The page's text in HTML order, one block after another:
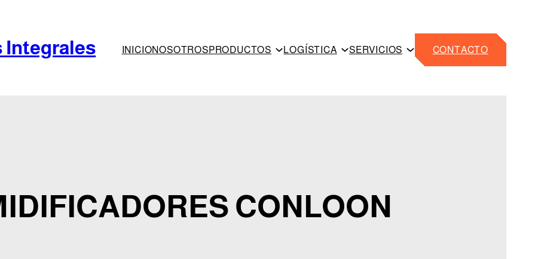
Integrales INICIONOSOTROSPRODUCTOS LOGÍSTICA SERVICIOS CONTACTO
CONLOON